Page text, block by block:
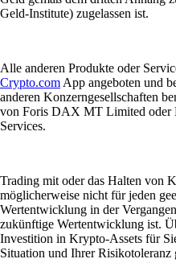
Geld-Institute) zugelassen ist.
Alle anderen Produkte oder
Crypto.com App angeboten und
anderen Konzerngesellschaften
von Foris DAX MT Limited oder
Services.
Trading mit oder das Halten von
möglicherweise nicht für jeden
Wertentwicklung in der
zukünftige Wertentwicklung ist.
Investition in Krypto-Assets für
Situation und Ihrer Risikotoleranz